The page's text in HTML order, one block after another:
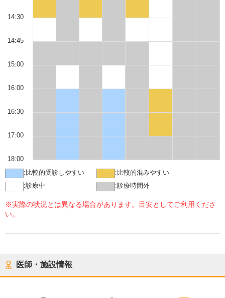
14:30
14:45
15:00
16:00
16:30
17:00
18:00
: 比較的受診しやすい : 比較的混みやすい
:診療中 :診療時間外
※実際の状況とは異なる場合があります。目安としてご利用くださ
い。
医師・施設情報